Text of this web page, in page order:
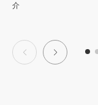
介